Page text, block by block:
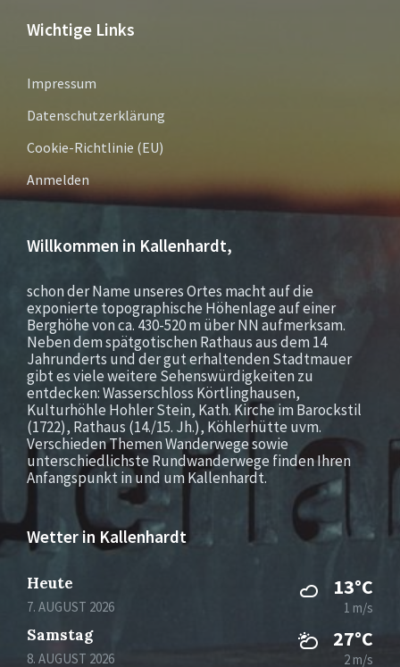
Wichtige Links
Impressum
Datenschutzerklärung
Cookie-Richtlinie (EU)
Anmelden
Willkommen in Kallenhardt,
schon der Name unseres Ortes macht auf die
exponierte topographische Höhenlage auf einer
Berghöhe von ca. 430-520 m über NN aufmerksam.
Neben dem spätgotischen Rathaus aus dem 14
Jahrunderts und der gut erhaltenden Stadtmauer
gibt es viele weitere Sehenswürdigkeiten zu
entdecken: Wasserschloss Körtlinghausen,
Kulturhöhle Hohler Stein, Kath. Kirche im Barockstil
(1722), Rathaus (14./15. Jh.), Köhlerhütte uvm.
Verschieden Themen Wanderwege sowie
unterschiedlichste Rundwanderwege finden Ihren
Anfangspunkt in und um Kallenhardt.
Wetter in Kallenhardt
Heute
7. AUGUST 2026
13°C
1 m/s
Samstag
8. AUGUST 2026
27°C
2 m/s